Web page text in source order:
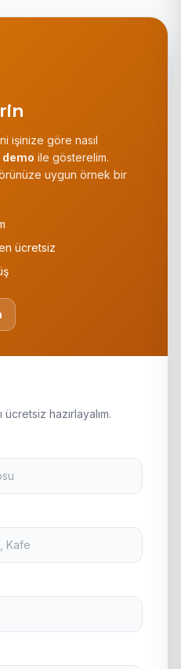
işinize göre nasıl
demo ile gösterelim.
uygun örnek bir
ücretsiz
hazırlayalım.